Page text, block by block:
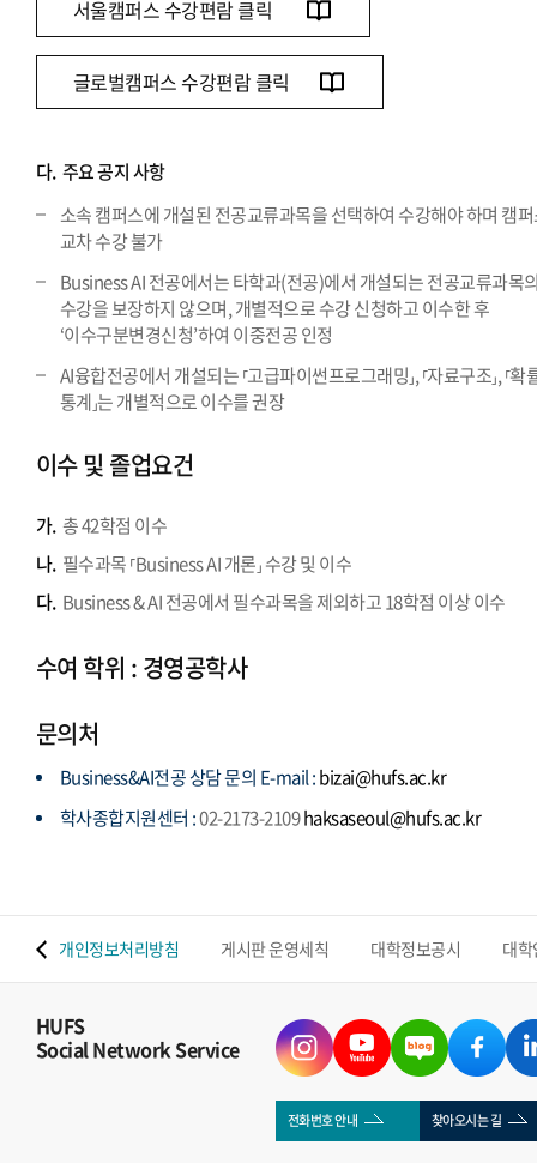
서울캠퍼스 수강편람 클릭
글로벌캠퍼스 수강편람 클릭
다. 주요 공지 사항
소속 캠퍼스에 개설된 전공교류과목을 선택하여 수강해야 하며 캠
교차 수강 불가
Business AI 전공에서는 타학과(전공)에서 개설되는 전공교류과목
수강을 보장하지 않으며, 개별적으로 수강 신청하고 이수한 후
‘이수구분변경신청’하여 이중전공 인정
AI융합전공에서 개설되는 ⸢고급파이썬프로그래밍⸥, ⸢자료구조⸥, ⸢확
통계⸥는 개별적으로 이수를 권장
이수 및 졸업요건
가. 총 42학점 이수
나. 필수과목 ⸢Business AI 개론⸥ 수강 및 이수
다. Business & AI 전공에서 필수과목을 제외하고 18학점 이상 이수
수여 학위 : 경영공학사
문의처
Business&AI전공 상담 문의 E-mail :bizai@hufs.ac.kr
학사종합지원센터 :02-2173-2109haksaseoul@hufs.ac.kr
개인정보처리방침 게시판 운영세칙 대학정보공시 대
HUFS
Social Network Service
전화번호 안내 찾아오시는 길